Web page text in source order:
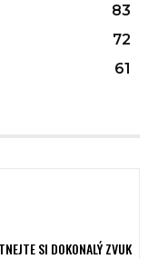
83
72
61
SI DOKONALÝ ZVUK